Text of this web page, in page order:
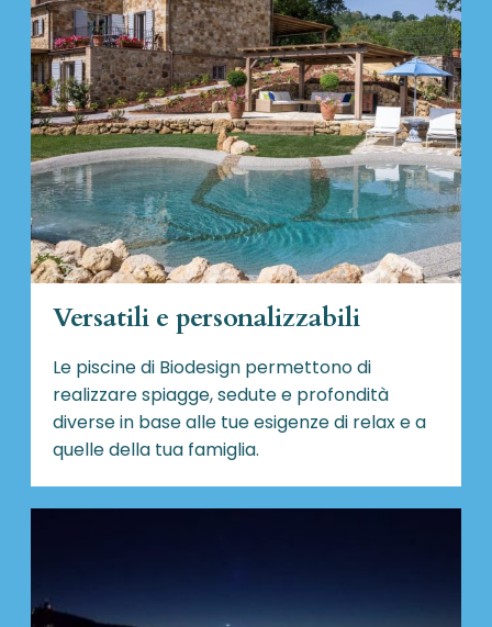
Versatili e personalizzabili
Le piscine di Biodesign permettono di
realizzare spiagge, sedute e profondità
diverse in base alle tue esigenze di relax e a
quelle della tua famiglia.